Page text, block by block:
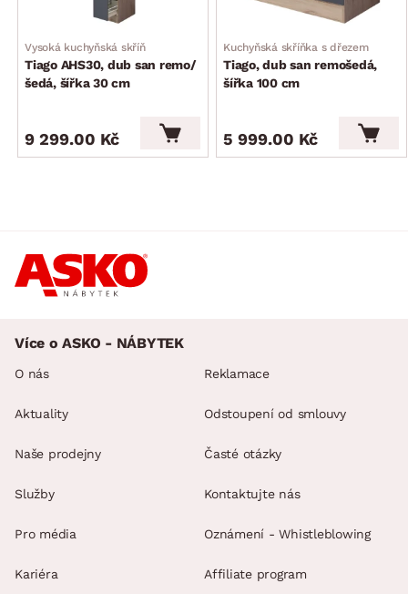
Vysoká kuchyňská skříň
Tiago AHS30, dub san remo/
šedá, šířka 30 cm
9 299.00 Kč
Kuchyňská skříňka s dřezem
Tiago, dub san remošedá,
šířka 100 cm
5 999.00 Kč
Více o ASKO - NÁBYTEK
O nás
Aktuality
Naše prodejny
Služby
Pro média
Kariéra
Reklamace
Odstoupení od smlouvy
Časté otázky
Kontaktujte nás
Oznámení - Whistleblowing
Affiliate program